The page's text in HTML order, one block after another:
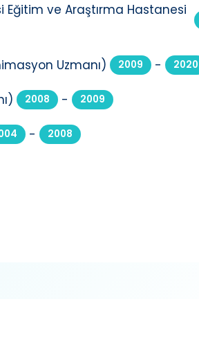
Eğitim ve Araştırma Hastanesi
Uzmanı) 2009 - 2020
2008 - 2009
- 2008